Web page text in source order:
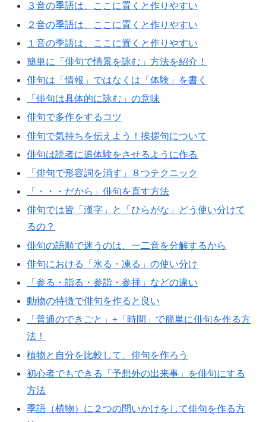
３音の季語は、ここに置くと作りやすい
２音の季語は、ここに置くと作りやすい
１音の季語は、ここに置くと作りやすい
簡単に「俳句で情景を詠む」方法を紹介！
俳句は「情報」ではなくは「体験」を書く
「俳句は具体的に詠む」の意味
俳句で多作をするコツ
俳句で気持ちを伝えよう！挨拶句について
俳句は読者に追体験をさせるように作る
「俳句で形容詞を消す」８つテクニック
「・・・だから」俳句を直す方法
俳句では皆「漢字」と「ひらがな」どう使い分けて
るの？
俳句の語順で迷うのは、一二音を分解するから
俳句における「氷る・凍る」の使い分け
「参る・詣る・参詣・参拝」などの違い
動物の特徴で俳句を作ると良い
「普通のできごと」+「時間」で簡単に俳句を作る方
法！
植物と自分を比較して、俳句を作ろう
初心者でもできる「予想外の出来事」を俳句にする
方法
季語（植物）に２つの問いかけをして俳句を作る方